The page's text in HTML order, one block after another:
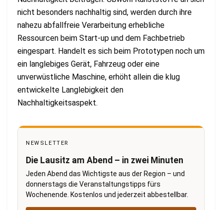
nicht besonders nachhaltig sind, werden durch ihre
nahezu abfallfreie Verarbeitung erhebliche
Ressourcen beim Start-up und dem Fachbetrieb
eingespart. Handelt es sich beim Prototypen noch um
ein langlebiges Gerät, Fahrzeug oder eine
unverwüstliche Maschine, erhöht allein die klug
entwickelte Langlebigkeit den
Nachhaltigkeitsaspekt.
NEWSLETTER
Die Lausitz am Abend – in zwei Minuten
Jeden Abend das Wichtigste aus der Region – und
donnerstags die Veranstaltungstipps fürs
Wochenende. Kostenlos und jederzeit abbestellbar.